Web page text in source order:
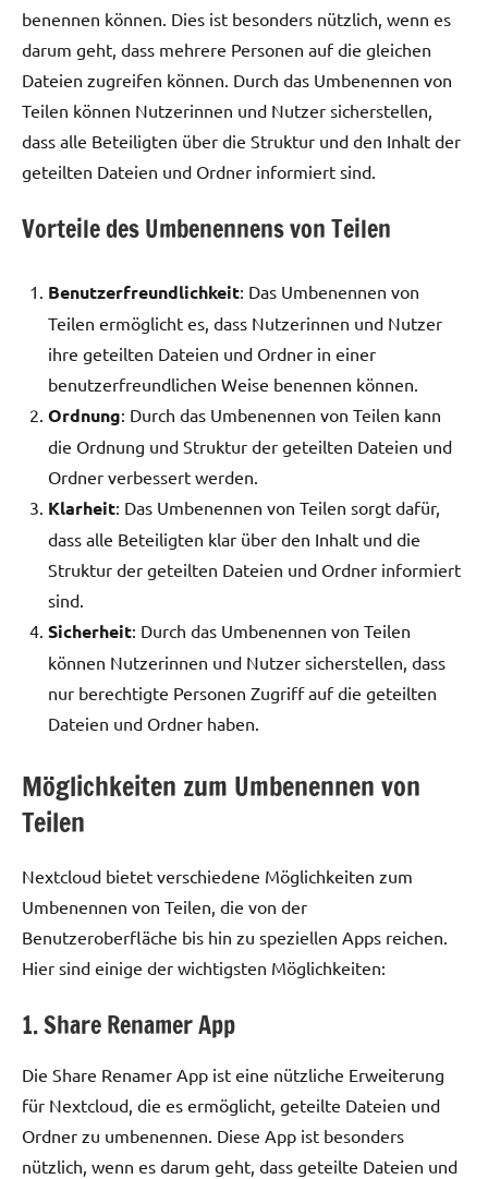
benennen können. Dies ist besonders nützlich, wenn es
darum geht, dass mehrere Personen auf die gleichen
Dateien zugreifen können. Durch das Umbenennen von
Teilen können Nutzerinnen und Nutzer sicherstellen,
dass alle Beteiligten über die Struktur und den Inhalt der
geteilten Dateien und Ordner informiert sind.
Vorteile des Umbenennens von Teilen
Benutzerfreundlichkeit: Das Umbenennen von
Teilen ermöglicht es, dass Nutzerinnen und Nutzer
ihre geteilten Dateien und Ordner in einer
benutzerfreundlichen Weise benennen können.
Ordnung: Durch das Umbenennen von Teilen kann
die Ordnung und Struktur der geteilten Dateien und
Ordner verbessert werden.
Klarheit: Das Umbenennen von Teilen sorgt dafür,
dass alle Beteiligten klar über den Inhalt und die
Struktur der geteilten Dateien und Ordner informiert
sind.
Sicherheit: Durch das Umbenennen von Teilen
können Nutzerinnen und Nutzer sicherstellen, dass
nur berechtigte Personen Zugriff auf die geteilten
Dateien und Ordner haben.
Möglichkeiten zum Umbenennen von
Teilen
Nextcloud bietet verschiedene Möglichkeiten zum
Umbenennen von Teilen, die von der
Benutzeroberfläche bis hin zu speziellen Apps reichen.
Hier sind einige der wichtigsten Möglichkeiten:
1. Share Renamer App
Die Share Renamer App ist eine nützliche Erweiterung
für Nextcloud, die es ermöglicht, geteilte Dateien und
Ordner zu umbenennen. Diese App ist besonders
nützlich, wenn es darum geht, dass geteilte Dateien und